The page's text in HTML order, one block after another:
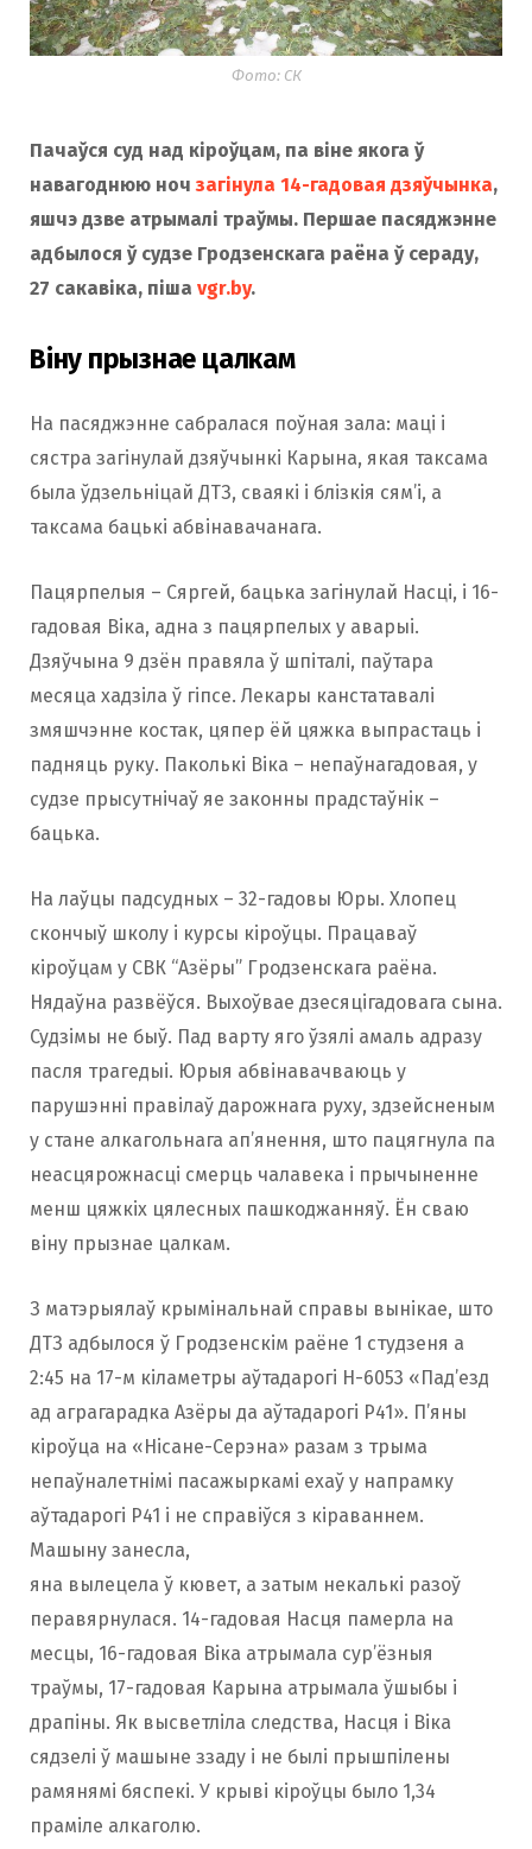
Фото: СК
Пачаўся суд над кіроўцам, па віне якога ў
навагоднюю ночзагінула 14-гадовая дзяўчынка,
яшчэ дзве атрымалі траўмы. Першае пасяджэнне
адбылося ў судзе Гродзенскага раёна ў сераду,
27 сакавіка, піша vgr.by.
Віну прызнае цалкам
На пасяджэнне сабралася поўная зала: маці і
сястра загінулай дзяўчынкі Карына, якая таксама
была ўдзельніцай ДТЗ, сваякі і блізкія сям’і, а
таксама бацькі абвінавачанага.
Пацярпелыя – Сяргей, бацька загінулай Насці, і 16-
гадовая Віка, адна з пацярпелых у аварыі.
Дзяўчына 9 дзён правяла ў шпіталі, паўтара
месяца хадзіла ў гіпсе. Лекары канстатавалі
змяшчэнне костак, цяпер ёй цяжка выпрастаць і
падняць руку. Паколькі Віка – непаўнагадовая, у
судзе прысутнічаў яе законны прадстаўнік –
бацька.
На лаўцы падсудных – 32-гадовы Юры. Хлопец
скончыў школу і курсы кіроўцы. Працаваў
кіроўцам у СВК “Азёры” Гродзенскага раёна.
Нядаўна развёўся. Выхоўвае дзесяцігадовага сына.
Судзімы не быў. Пад варту яго ўзялі амаль адразу
пасля трагедыі. Юрыя абвінавачваюць у
парушэнні правілаў дарожнага руху, здзейсненым
у стане алкагольнага ап’янення, што пацягнула па
неасцярожнасці смерць чалавека і прычыненне
менш цяжкіх цялесных пашкоджанняў. Ён сваю
віну прызнае цалкам.
З матэрыялаў крымінальнай справы вынікае, што
ДТЗ адбылося ў Гродзенскім раёне 1 студзеня а
2:45 на 17-м кіламетры аўтадарогі Н-6053 «Пад’езд
ад аграгарадка Азёры да аўтадарогі Р41». П’яны
кіроўца на «Нісане-Серэна» разам з трыма
непаўналетнімі пасажыркамі ехаў у напрамку
аўтадарогі Р41 і не справіўся з кіраваннем.
Машыну занесла,
яна вылецела ў кювет, а затым некалькі разоў
перавярнулася. 14-гадовая Насця памерла на
месцы, 16-гадовая Віка атрымала сур’ёзныя
траўмы, 17-гадовая Карына атрымала ўшыбы і
драпіны. Як высветліла следства, Насця і Віка
сядзелі ў машыне ззаду і не былі прышпілены
рамянямі бяспекі. У крыві кіроўцы было 1,34
праміле алкаголю.